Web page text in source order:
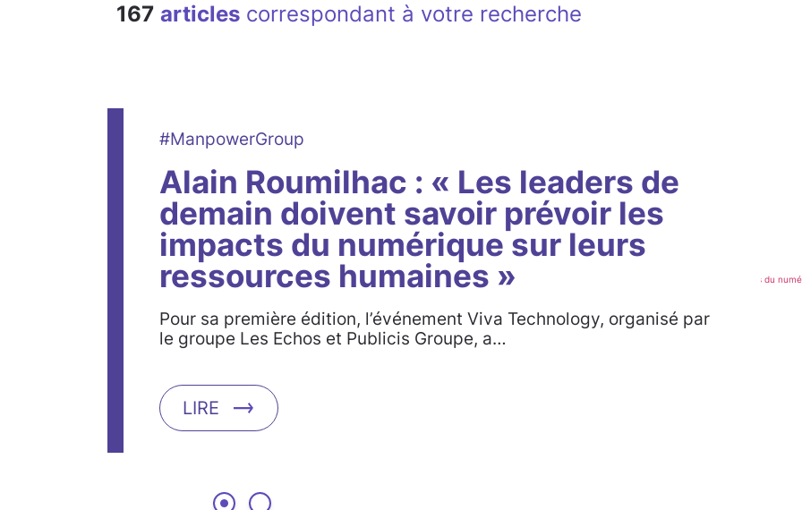
167 articles correspondant à votre recherche
#ManpowerGroup
Alain Roumilhac : « Les leaders de
demain doivent savoir prévoir les
impacts du numérique sur leurs
ressources humaines »
Pour sa première édition, l’événement Viva Technology, organisé par
le groupe Les Echos et Publicis Groupe, a…
LIRE